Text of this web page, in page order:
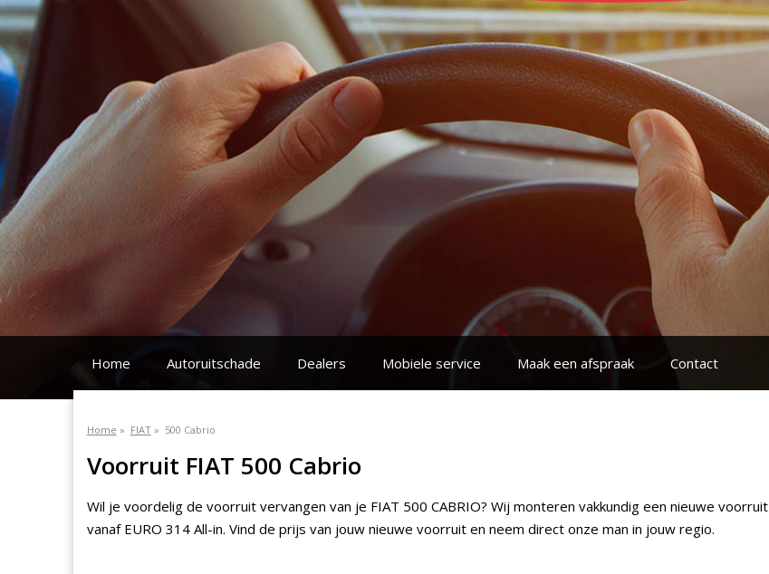
Home Autoruitschade Dealers Mobiele service Maak een afspraak Contact
Home » FIAT» 500 Cabrio
Voorruit FIAT 500 Cabrio
Wil je voordelig de voorruit vervangen van je FIAT 500 CABRIO? Wij monteren vakkundig een nieuwe voorruit
vanaf EURO 314 All-in. Vind de prijs van jouw nieuwe voorruit en neem direct onze man in jouw regio.